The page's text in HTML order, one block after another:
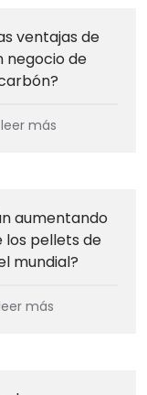
ventajas de
negocio de
leer más
aumentando
los pellets de
mundial?
más